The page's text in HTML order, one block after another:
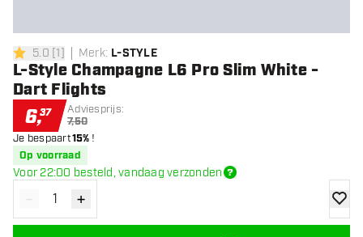
5 score sterren
5.0 [1] Merk: L-STYLE
L-Style Champagne L6 Pro Slim White -
Dart Flights
6,37 Adviesprijs:
7,50
Je bespaart15% !
Op voorraad
Voor 22:00 besteld, vandaag verzonden
Verminder hoeveelheid
- Verhoog hoeveelheid
+